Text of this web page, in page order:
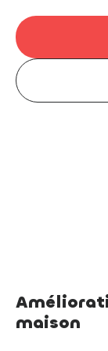
maison